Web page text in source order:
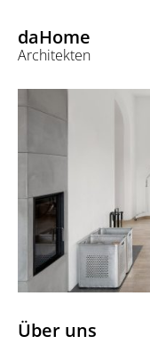
daHome
Architekten
Über uns